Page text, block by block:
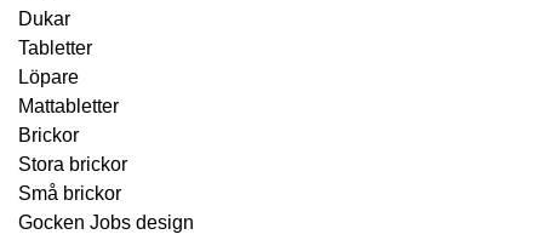
Dukar
Tabletter
Löpare
Mattabletter
Brickor
Stora brickor
Små brickor
Gocken Jobs design